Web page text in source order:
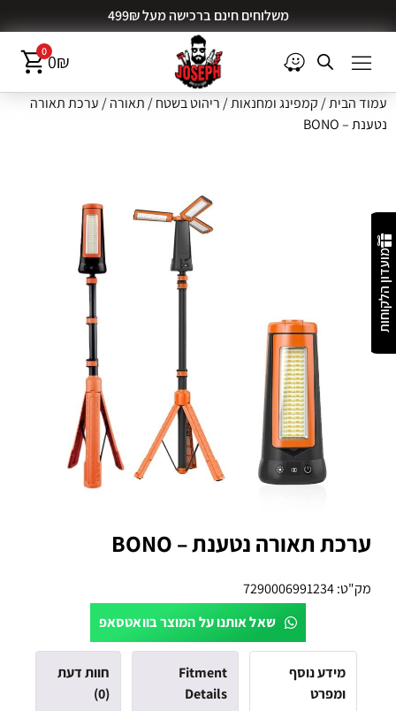
משלוחים חינם ברכישה מעל 499₪
00₪
מועדון הלקוחות
עמוד הבית/ קמפינג ומחנאות/ ריהוט בשטח/ תאורה/ ערכת תאורה
נטענת – BONO
ערכת תאורה נטענת – BONO
מק"ט:7290006991234
שאל אותנו על המוצר בוואטסאפ
מידע נוסף
ומפרט
Fitment
Details
חוות דעת
(0)